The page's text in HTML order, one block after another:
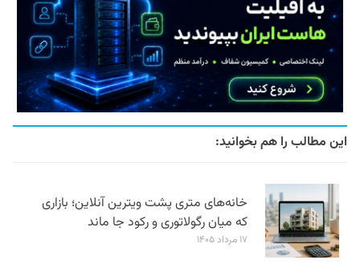
این مطالب را هم بخوانید:
خانه‌های متری پشت ویترین آنلاین؛ بازاری
که میان رگولاتوری و رکود جا ماند
۱۷ مرداد ۱۴۰۵